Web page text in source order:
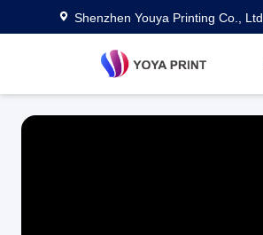
Shenzhen Youya Printing Co., Ltd.